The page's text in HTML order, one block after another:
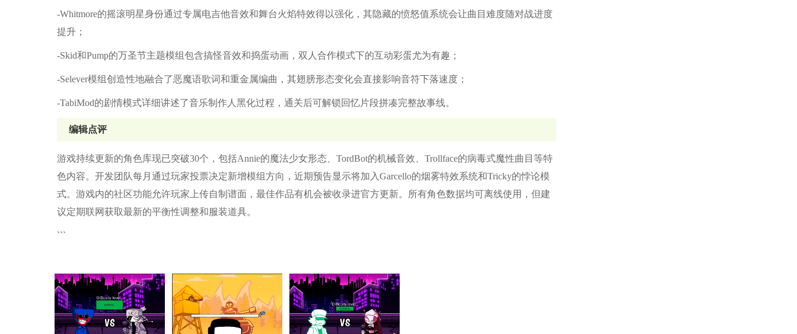
-Whitmore的摇滚明星身份通过专属电吉他音效和舞台火焰特效得以强化，其隐藏的愤怒值系统会让曲目难度随对战进度
提升；
-Skid和Pump的万圣节主题模组包含搞怪音效和捣蛋动画，双人合作模式下的互动彩蛋尤为有趣；
-Selever模组创造性地融合了恶魔语歌词和重金属编曲，其翅膀形态变化会直接影响音符下落速度；
-TabiMod的剧情模式详细讲述了音乐制作人黑化过程，通关后可解锁回忆片段拼凑完整故事线。
编辑点评
游戏持续更新的角色库现已突破30个，包括Annie的魔法少女形态、TordBot的机械音效、Trollface的病毒式魔性曲目等特
色内容。开发团队每月通过玩家投票决定新增模组方向，近期预告显示将加入Garcello的烟雾特效系统和Tricky的悖论模
式。游戏内的社区功能允许玩家上传自制谱面，最佳作品有机会被收录进官方更新。所有角色数据均可离线使用，但建
议定期联网获取最新的平衡性调整和服装道具。
```